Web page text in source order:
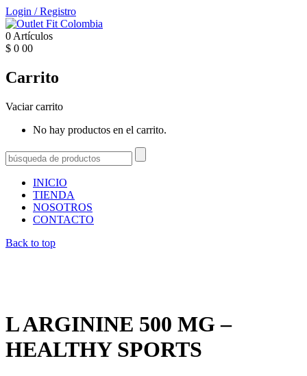
Login /Registro
0 Artículos
$ 0 00
Carrito
Vaciar carrito
No hay productos en el carrito.
INICIO
TIENDA
NOSOTROS
CONTACTO
Back to top
L ARGININE 500 MG –
HEALTHY SPORTS